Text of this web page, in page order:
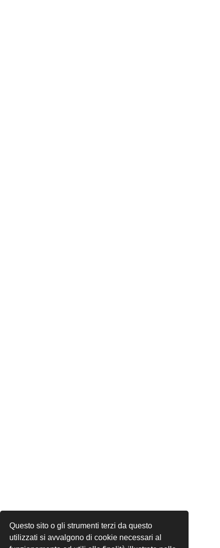
Questo sito o gli strumenti terzi da questo
utilizzati si avvalgono di cookie necessari al